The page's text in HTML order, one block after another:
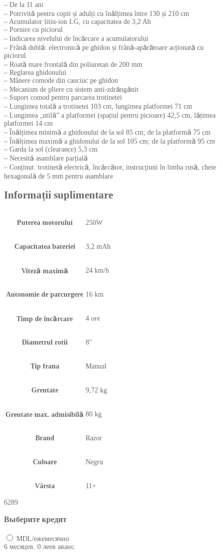
– De la 11 ani
– Potrivită pentru copii și adulți cu înălțimea între 130 și 210 cm
– Acumulator litiu-ion LG, cu capacitatea de 3,2 Ah
– Pornire cu piciorul
– Indicarea nivelului de încărcare a acumulatorului
– Frână dublă: electronică pe ghidon și frână-apărătoare acționată cu
piciorul
– Roată mare frontală din poliuretan de 200 mm
– Reglarea ghidonului
– Mânere comode din cauciuc pe ghidon
– Mecanism de pliere cu sistem anti-zdrăngănit
– Suport comod pentru parcarea trotinetei
– Lungimea totală a trotinetei 103 cm, lungimea platformei 71 cm
– Lungimea „utilă” a platformei (spațiul pentru picioare) 42,5 cm, lățimea
platformei 14 cm
– Înălțimea minimă a ghidonului de la sol 85 cm; de la platformă 75 cm
– Înălțimea maximă a ghidonului de la sol 105 cm; de la platformă 95 cm
– Garda la sol (clearance) 5,3 cm
– Necesită asamblare parțială
– Conținut: trotinetă electrică, încărcător, instrucțiuni în limba rusă, cheie
hexagonală de 5 mm pentru asamblare
Informații suplimentare
Puterea motorului 250W
Capacitatea bateriei 3,2 mAh
Viteză maximă 24 km/h
Autonomie de parcurgere 16 km
Timp de încărcare 4 ore
Diametrul rotii 8"
Tip frana Manual
Greutate 9,72 kg
Greutate max. admisibilă 80 kg
Brand Razor
Culoare Negru
Vârsta 11+
6289
Выберите кредит
MDL/ежемесячно
6 месяцев. 0 леев аванс.